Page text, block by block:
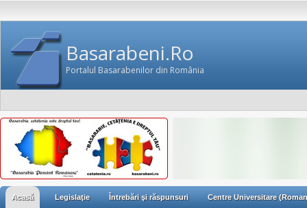
Basarabeni.Ro
Portalul Basarabenilor din România
Acasă Legislaţie Întrebări şi răspunsuri Centre Universitare